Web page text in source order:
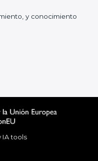
y conocimiento
IA tools